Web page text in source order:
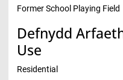
Former School Playing Field
Defnydd
Use
Residential